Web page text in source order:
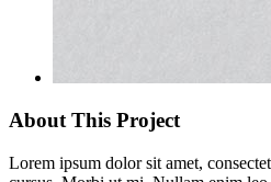
About This Project
Lorem ipsum dolor sit amet,